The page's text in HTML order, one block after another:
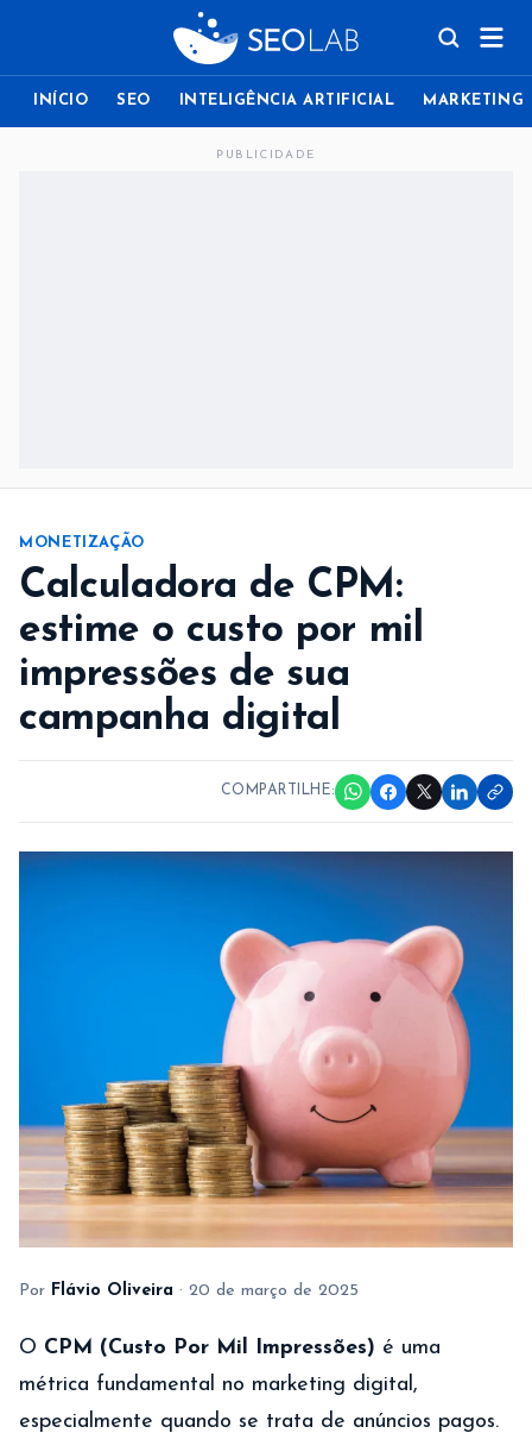
INÍCIO SEO INTELIGÊNCIA ARTIFICIAL MARKETING
PUBLICIDADE
MONETIZAÇÃO
Calculadora de CPM:
estime o custo por mil
impressões de sua
campanha digital
COMPARTILHE:
Por Flávio Oliveira · 20 de março de 2025
O CPM (Custo Por Mil Impressões) é uma
métrica fundamental no marketing digital,
especialmente quando se trata de anúncios pagos.